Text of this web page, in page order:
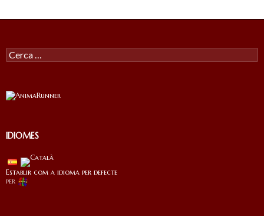
Cercar:
IDIOMES
Establir com a idioma per defecte
per